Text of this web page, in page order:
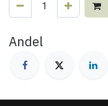
Andel